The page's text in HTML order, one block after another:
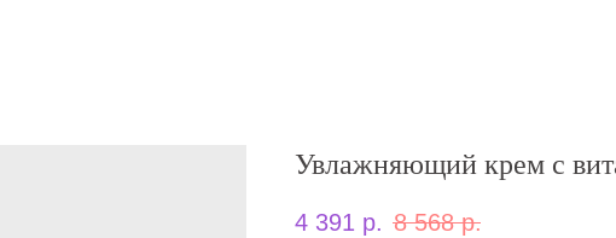
Увлажняющий крем с
4 391 р. 8 568 р.